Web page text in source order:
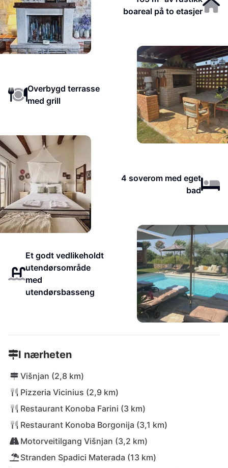
boareal på to etasjer
Overbygd terrasse
med grill
4 soverom med eget
bad
Et godt vedlikeholdt
utendørsområde
med
utendørsbasseng
I nærheten
Višnjan (2,8 km)
Pizzeria Vicinius (2,9 km)
Restaurant Konoba Farini (3 km)
Restaurant Konoba Borgonija (3,1 km)
Motorveitilgang Višnjan (3,2 km)
Stranden Spadici Materada (13 km)